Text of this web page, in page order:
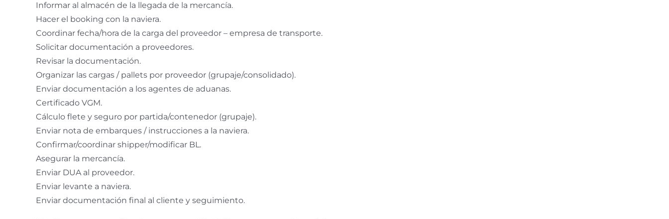
Informar al almacén de la llegada de la mercancía.
Hacer el booking con la naviera.
Coordinar fecha/hora de la carga del proveedor – empresa de transporte.
Solicitar documentación a proveedores.
Revisar la documentación.
Organizar las cargas / pallets por proveedor (grupaje/consolidado).
Enviar documentación a los agentes de aduanas.
Certificado VGM.
Cálculo flete y seguro por partida/contenedor (grupaje).
Enviar nota de embarques / instrucciones a la naviera.
Confirmar/coordinar shipper/modificar BL.
Asegurar la mercancía.
Enviar DUA al proveedor.
Enviar levante a naviera.
Enviar documentación final al cliente y seguimiento.